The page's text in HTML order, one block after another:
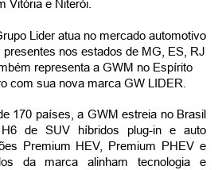
Vitória e Niterói.
Lider atua no mercado automotivo
nos estados de MG, ES, RJ
representa a GWM no Espírito
com sua nova marca GW LIDER.
170 países, a GWM estreia no Brasil
de SUV híbridos plug-in e auto
Premium HEV, Premium PHEV e
da marca alinham tecnologia e